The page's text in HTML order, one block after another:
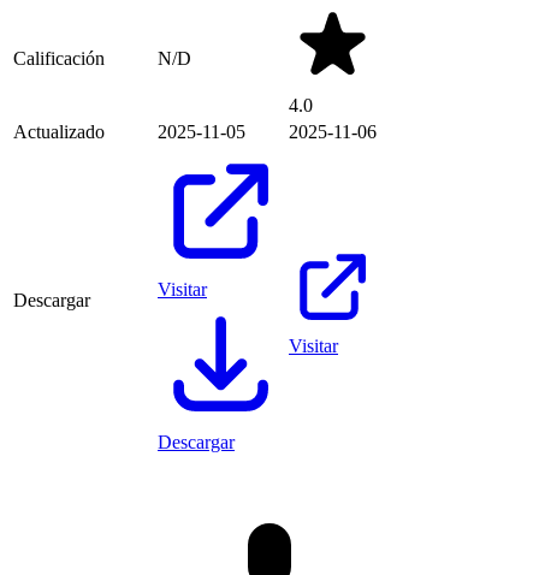
Calificación N/D
4.0
Actualizado
2025-11-05 2025-11-06
Descargar
Visitar
Descargar
Visitar